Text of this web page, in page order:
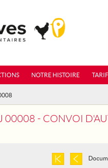
NOTRE HISTOIRE
00008 - CONVOI